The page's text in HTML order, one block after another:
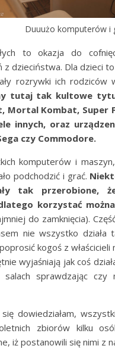
Duuużo komputerów i
to okazja do
z dzieciństwa. Dla dzieci
rozrywki ich rodziców
tutaj tak kultowe
Mortal Kombat, Super
innych, oraz
czy Commodore.
komputerów i
podchodzić i grać.
tak przerobione,
korzystać
do zamknięcia).
nie wszystko działa
kogoś z właścicieli
wyjaśniają jak coś
salach sprawdzając
dowiedziałam,
zbiorów kilku
iż postanowili się nimi z